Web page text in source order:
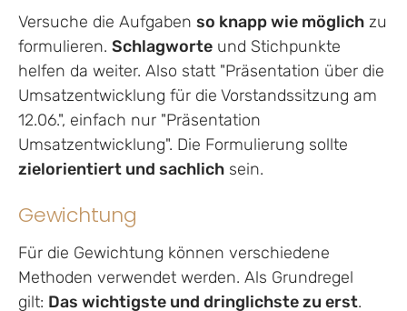
Versuche die Aufgaben so knapp wie möglich zu
formulieren. Schlagworte und Stichpunkte
helfen da weiter. Also statt "Präsentation über die
Umsatzentwicklung für die Vorstandssitzung am
12.06.", einfach nur "Präsentation
Umsatzentwicklung". Die Formulierung sollte
zielorientiert und sachlich sein.
Gewichtung
Für die Gewichtung können verschiedene
Methoden verwendet werden. Als Grundregel
gilt: Das wichtigste und dringlichste zu erst.